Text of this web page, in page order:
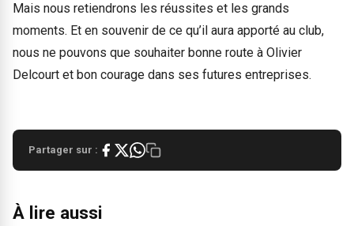
Mais nous retiendrons les réussites et les grands
moments. Et en souvenir de ce qu’il aura apporté au club,
nous ne pouvons que souhaiter bonne route à Olivier
Delcourt et bon courage dans ses futures entreprises.
Partager sur :
À lire aussi